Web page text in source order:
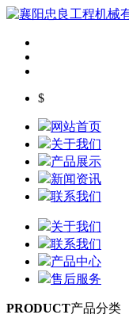
$
网站首页
关于我们
产品展示
新闻资讯
联系我们
关于我们
联系我们
产品中心
售后服务
PRODUCT产品分类